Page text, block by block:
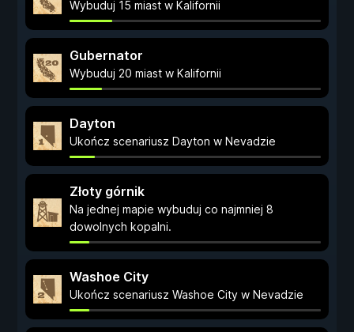
Wybuduj 15 miast w Kalifornii
Gubernator
Wybuduj 20 miast w Kalifornii
Dayton
Ukończ scenariusz Dayton w Nevadzie
Złoty górnik
Na jednej mapie wybuduj co najmniej 8
dowolnych kopalni.
Washoe City
Ukończ scenariusz Washoe City w Nevadzie